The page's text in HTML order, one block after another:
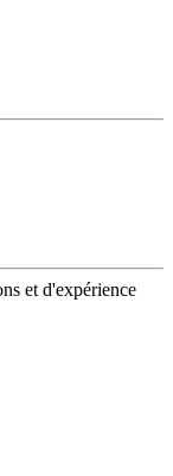
et d'expérience